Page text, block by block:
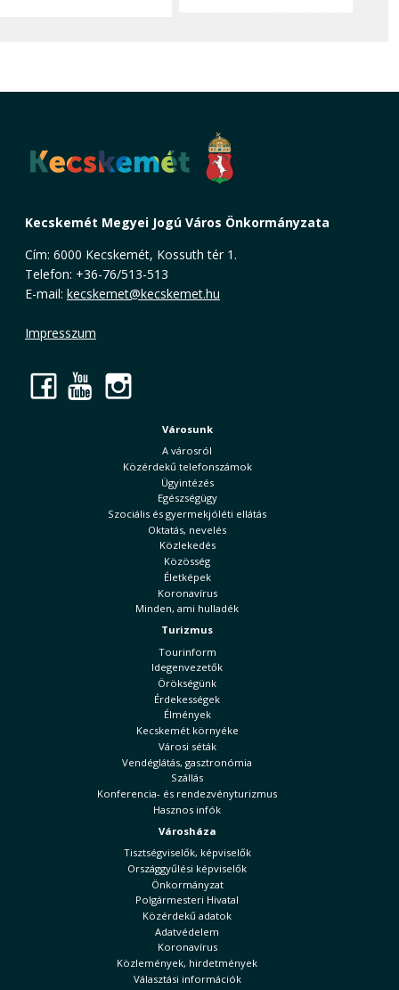
Kecskemét Megyei Jogú Város Önkormányzata
Cím: 6000 Kecskemét, Kossuth tér 1.
Telefon: +36-76/513-513
E-mail: kecskemet@kecskemet.hu
Impresszum
Facebook
YouTube
Városunk
A városról
Közérdekű telefonszámok
Ügyintézés
Egészségügy
Szociális és gyermekjóléti ellátás
Oktatás, nevelés
Közlekedés
Közösség
Életképek
Koronavírus
Minden, ami hulladék
Turizmus
Tourinform
Idegenvezetők
Örökségünk
Érdekességek
Élmények
Kecskemét környéke
Városi séták
Vendéglátás, gasztronómia
Szállás
Konferencia- és rendezvényturizmus
Hasznos infók
Városháza
Tisztségviselők, képviselők
Országgyűlési képviselők
Önkormányzat
Polgármesteri Hivatal
Közérdekű adatok
Adatvédelem
Koronavírus
Közlemények, hirdetmények
Választási információk